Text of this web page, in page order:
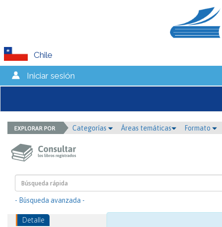
Chile
Iniciar sesión
Categorías Áreas temáticas Formato
- Búsqueda avanzada -
Detalle